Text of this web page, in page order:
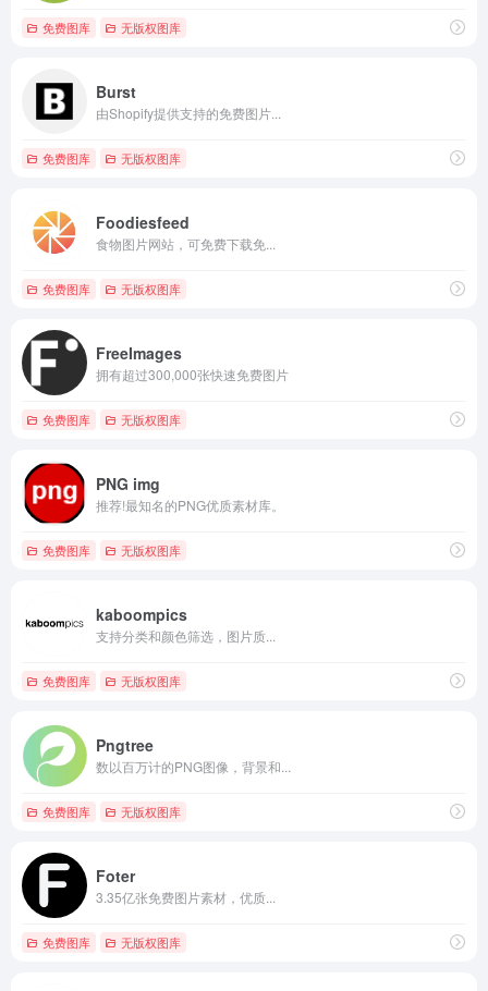
免费图库 无版权图库
Burst
由Shopify提供支持的免费图片...
免费图库 无版权图库
Foodiesfeed
食物图片网站，可免费下载免...
免费图库 无版权图库
FreeImages
拥有超过300,000张快速免费图片
免费图库 无版权图库
PNG img
推荐!最知名的PNG优质素材库。
免费图库 无版权图库
kaboompics
支持分类和颜色筛选，图片质...
免费图库 无版权图库
Pngtree
数以百万计的PNG图像，背景和...
免费图库 无版权图库
Foter
3.35亿张免费图片素材，优质...
免费图库 无版权图库